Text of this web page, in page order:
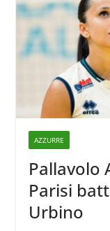
AZZURRE
Pallavolo
Parisi
Urbino